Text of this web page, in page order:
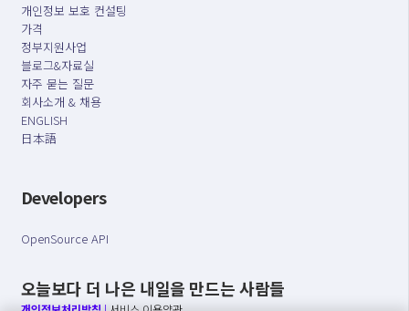
개인정보 보호 컨설팅
가격
정부지원사업
블로그&자료실
자주 묻는 질문
회사소개 & 채용
ENGLISH
日本語
Developers
OpenSource API
오늘보다 더 나은 내일을 만드는 사람들